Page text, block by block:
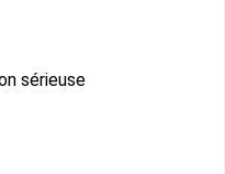
sérieuse